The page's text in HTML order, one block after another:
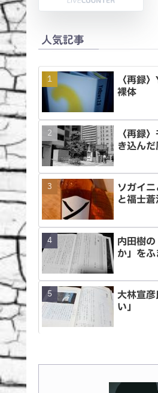
人気記事
〈再録
裸体
〈再録
き込ん
ソガイ
と福士
内田樹
か」を
大林宣
い」